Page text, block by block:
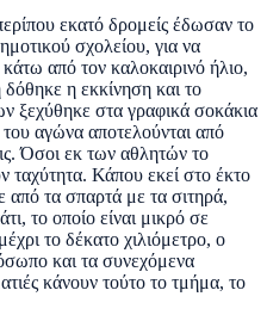
εκατό δρομείς έδωσαν το
σχολείου, για να
από τον καλοκαιρινό ήλιο,
η εκκίνηση και το
ξεχύθηκε στα γραφικά σοκάκια
αγώνα αποτελούνται από
Όσοι εκ των αθλητών το
ταχύτητα. Κάπου εκεί στο έκτο
από τα σπαρτά με τα σιτηρά,
το οποίο είναι μικρό σε
το δέκατο χιλιόμετρο, ο
και τα συνεχόμενα
κάνουν τούτο το τμήμα, το